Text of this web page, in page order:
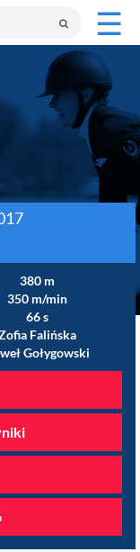
☰
380 m
350 m/min
66 s
Falińska
Gołygowski